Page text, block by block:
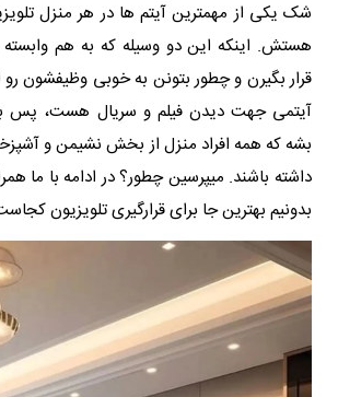
شک یکی از مهمترین آیتم ها در هر منزل
هستش. اینکه این دو وسیله که به هم
قرار بگیرن و چطور بتونن به خوبی وظیفشون رو
آیتمی جهت دیدن فیلم و سریال هست، پس
بشه که همه افراد منزل از بخش نشیمن و
داشته باشند. میپرسین چطور؟ در ادامه با ما
بدونیم بهترین جا برای قرارگیری تلویزیون